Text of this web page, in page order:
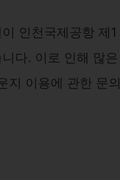
인천국제공항 제1
다. 이로 인해 많은
지 이용에 관한 문의